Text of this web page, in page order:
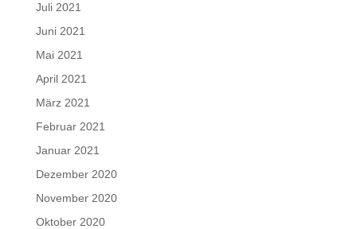
Juli 2021
Juni 2021
Mai 2021
April 2021
März 2021
Februar 2021
Januar 2021
Dezember 2020
November 2020
Oktober 2020